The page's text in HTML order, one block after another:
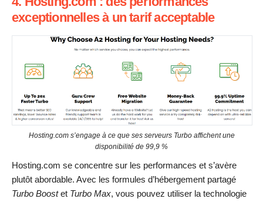
exceptionnelles à un tarif acceptable
Hosting.com s’engage à ce que ses serveurs Turboaffichent une
disponibilité de 99,9 %
Hosting.com se concentre sur les performances et s’avère
plutôt abordable. Avec les formules d’hébergement partagé
Turbo Boostet Turbo Max, vous pouvez utiliser la technologie